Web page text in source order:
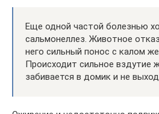
Еще одной частой болезнью
сальмонеллез. Животное
него сильный понос с калом
Происходит сильное вздутие
забивается в домик и не